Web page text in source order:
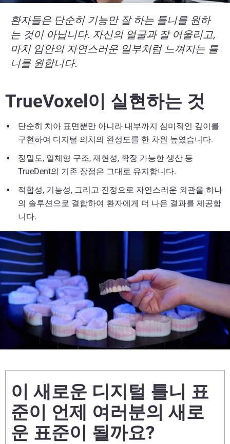
환자들은 단순히 기능만 잘 하는 틀니를 원하
는 것이 아닙니다. 자신의 얼굴과 잘 어울리고,
마치 입안의 자연스러운 일부처럼 느껴지는 틀
니를 원합니다.
TrueVoxel이 실현하는 것
단순히 치아 표면뿐만 아니라 내부까지 심미적인 깊이를
구현하여 디지털 의치의 완성도를 한 차원 높였습니다.
정밀도, 일체형 구조, 재현성, 확장 가능한 생산 등
TrueDent의 기존 장점은 그대로 유지합니다.
적합성, 기능성, 그리고 진정으로 자연스러운 외관을 하나
의 솔루션으로 결합하여 환자에게 더 나은 결과를 제공합
니다.
이 새로운 디지털 틀니 표
준이 언제 여러분의 새로
운 표준이 될까요?